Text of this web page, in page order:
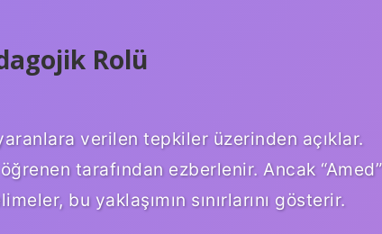
Rolü
verilen tepkiler üzerinden açıklar.
tarafından ezberlenir. Ancak “Amed”
bu yaklaşımın sınırlarını gösterir.